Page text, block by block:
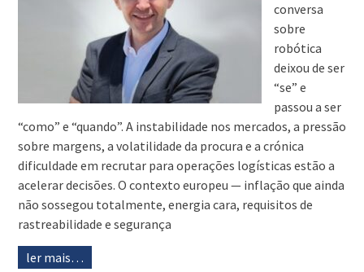
conversa
sobre
robótica
deixou de ser
“se” e
passou a ser
“como” e “quando”. A instabilidade nos mercados, a pressão
sobre margens, a volatilidade da procura e a crónica
dificuldade em recrutar para operações logísticas estão a
acelerar decisões. O contexto europeu — inflação que ainda
não sossegou totalmente, energia cara, requisitos de
rastreabilidade e segurança
ler mais…